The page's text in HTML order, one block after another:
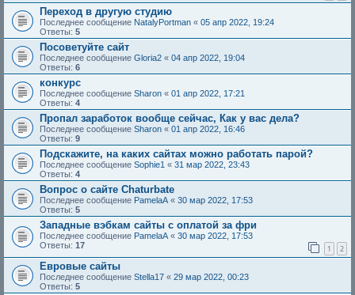
Переход в другую студию
Последнее сообщение NatalyPortman « 05 апр 2022, 19:24
Ответы: 5
Посоветуйте сайт
Последнее сообщение Gloria2 « 04 апр 2022, 19:04
Ответы: 6
конкурс
Последнее сообщение Sharon « 01 апр 2022, 17:21
Ответы: 4
Пропал заработок вообще сейчас, Как у вас дела?
Последнее сообщение Sharon « 01 апр 2022, 16:46
Ответы: 9
Подскажите, на каких сайтах можно работать парой?
Последнее сообщение Sophie1 « 31 мар 2022, 23:43
Ответы: 4
Вопрос о сайте Chaturbate
Последнее сообщение PamelaA « 30 мар 2022, 17:53
Ответы: 5
Западные вэбкам сайты с оплатой за фри
Последнее сообщение PamelaA « 30 мар 2022, 17:53
Ответы: 17 1 2
Евровые сайты
Последнее сообщение Stella17 « 29 мар 2022, 00:23
Ответы: 5